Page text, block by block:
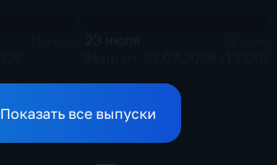
Показать все выпуски